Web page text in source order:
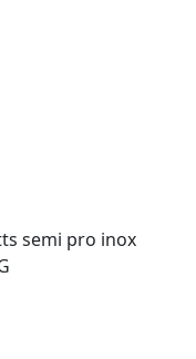
semi pro inox